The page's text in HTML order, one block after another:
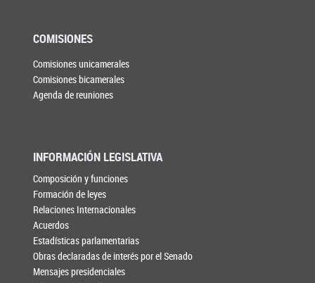
COMISIONES
Comisiones unicamerales
Comisiones bicamerales
Agenda de reuniones
INFORMACIÓN LEGISLATIVA
Composición y funciones
Formación de leyes
Relaciones Internacionales
Acuerdos
Estadísticas parlamentarias
Obras declaradas de interés por el Senado
Mensajes presidenciales